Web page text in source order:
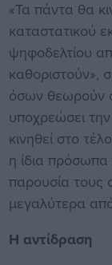
«Τα πάντα θα
καταστατικού
ψηφοδελτίου
καθοριστούν»,
όσων θεωρούν
υποχρεώσει
κινηθεί στο
η ίδια
παρουσία τους
μεγαλύτερα
Η αντίδραση